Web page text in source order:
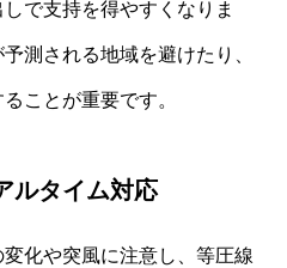
で支持を得やすくなりま
測される地域を避けたり、
ことが重要です。
ルタイム対応
化や突風に注意し、等圧線